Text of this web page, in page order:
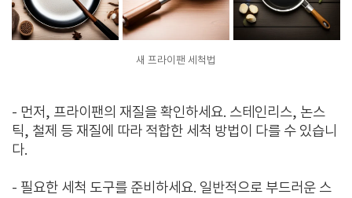
새 프라이팬 세척법
- 먼저, 프라이팬의 재질을 확인하세요. 스테인리스, 논스
틱, 철제 등 재질에 따라 적합한 세척 방법이 다를 수 있습니
다.
- 필요한 세척 도구를 준비하세요. 일반적으로 부드러운 스